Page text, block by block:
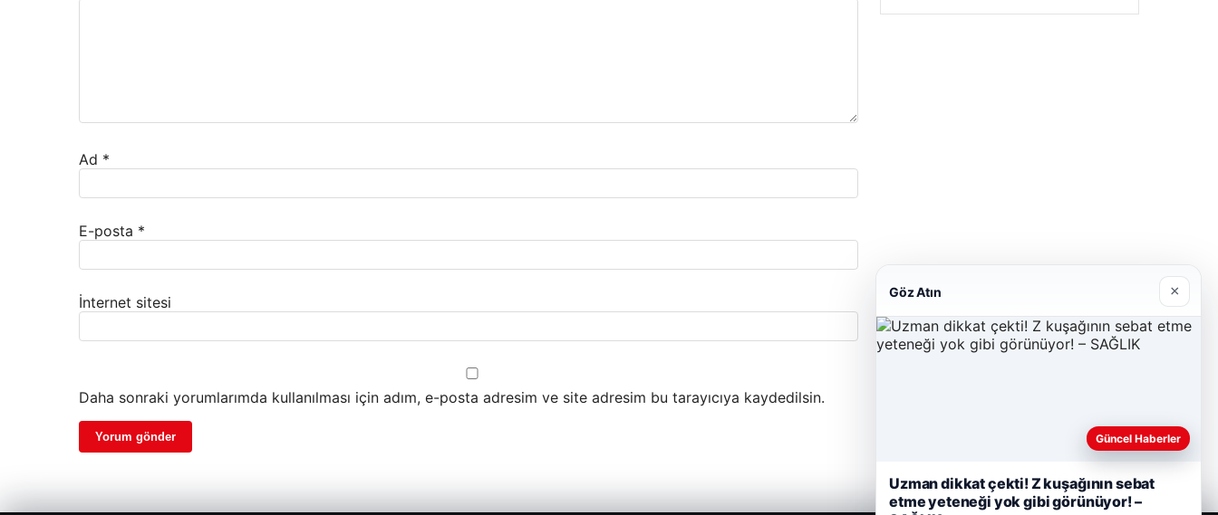
Ad *
E-posta *
İnternet sitesi
Daha sonraki yorumlarımda kullanılması için adım, e-posta adresim ve site adresim bu tarayıcıya kaydedilsin.
Göz Atın ×
Güncel Haberler
Uzman dikkat çekti! Z kuşağının sebat
etme yeteneği yok gibi görünüyor! –